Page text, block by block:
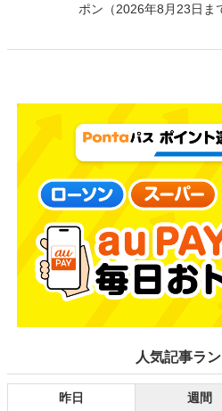
ポン（2026年8月23日ま
人気記事ラ
昨日 週間